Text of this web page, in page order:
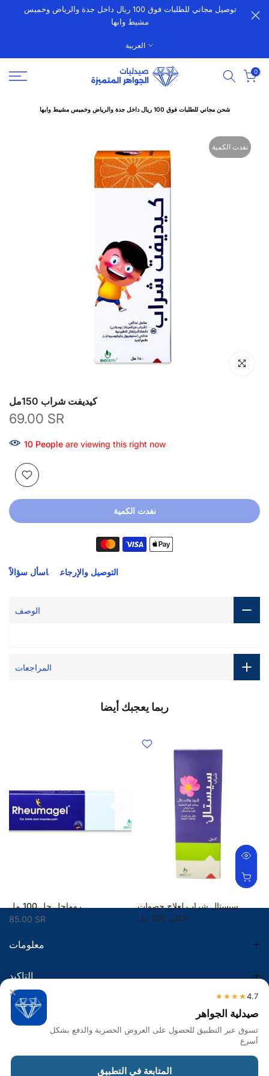
الانتقالتوصيل مجاني للطلبات فوق 100 ريال داخل جدة والرياض وخميس
مشيط وابها
العربية
0
شحن مجاني للطلبات فوق 100 ريال داخل جدة والرياض وخميس مشيط وابها
نفدت الكمية
انقر للتكبير
كيديفت شراب 150مل
69.00 SR
10 People are viewing this right now
نفدت الكمية
التوصيل والإرجاع اسأل سؤالاً
الوصف
المراجعات
ربما يعجبك أيضا
روماجل جل 100 مل
85.00 SR
سيستال شراب لعلاج حصوات
الكلى 100 مل
معلومات
التاكيد
الضريبة
تواصل معنا
× 4.7
★★★★
صيدلية الجواهر
تسوق عبر التطبيق للحصول على العروض الحصرية والدفع بشكل
أسرع
المتابعة في التطبيق